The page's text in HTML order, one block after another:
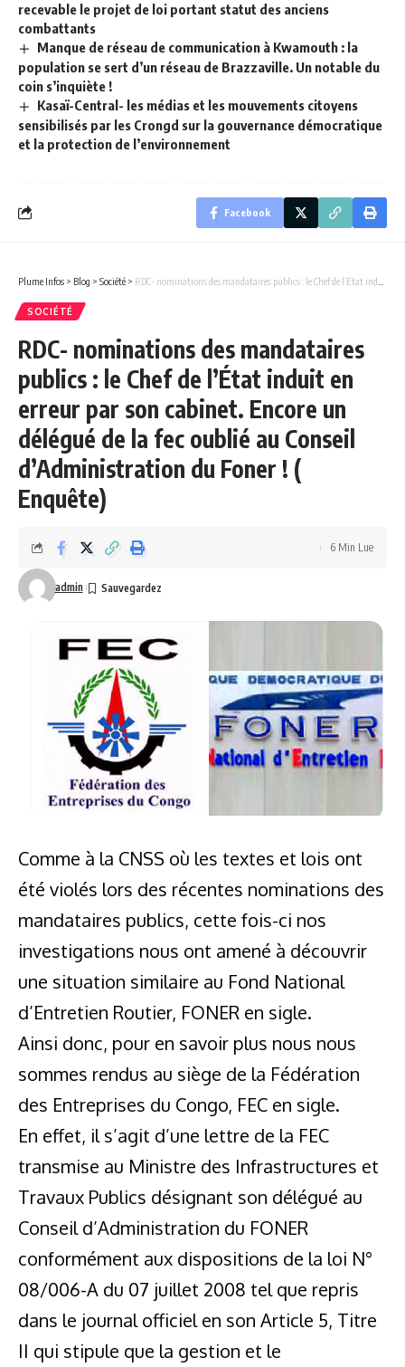
recevable le projet de loi portant statut des anciens
combattants
Manque de réseau de communication à Kwamouth : la
population se sert d’un réseau de Brazzaville. Un notable du
coin s’inquiète !
Kasaï-Central- les médias et les mouvements citoyens
sensibilisés par les Crongd sur la gouvernance démocratique
et la protection de l’environnement
Facebook
Plume Infos > Blog > Société > RDC- nominations des mandataires publics : le Chef de l’État induit en erreur par son cabinet. Encore un délégué de la fec oublié au Conseil d’Administration du Foner ! ( Enquête)
SOCIÉTÉ
RDC- nominations des mandataires
publics : le Chef de l’État induit en
erreur par son cabinet. Encore un
délégué de la fec oublié au Conseil
d’Administration du Foner ! (
Enquête)
admin
6 Min Lue
Comme à la CNSS où les textes et lois ont
été violés lors des récentes nominations des
mandataires publics, cette fois-ci nos
investigations nous ont amené à découvrir
une situation similaire au Fond National
d’Entretien Routier, FONER en sigle.
Ainsi donc, pour en savoir plus nous nous
sommes rendus au siège de la Fédération
des Entreprises du Congo, FEC en sigle.
En effet, il s’agit d’une lettre de la FEC
transmise au Ministre des Infrastructures et
Travaux Publics désignant son délégué au
Conseil d’Administration du FONER
conformément aux dispositions de la loi N°
08/006-A du 07 juillet 2008 tel que repris
dans le journal officiel en son Article 5, Titre
II qui stipule que la gestion et le